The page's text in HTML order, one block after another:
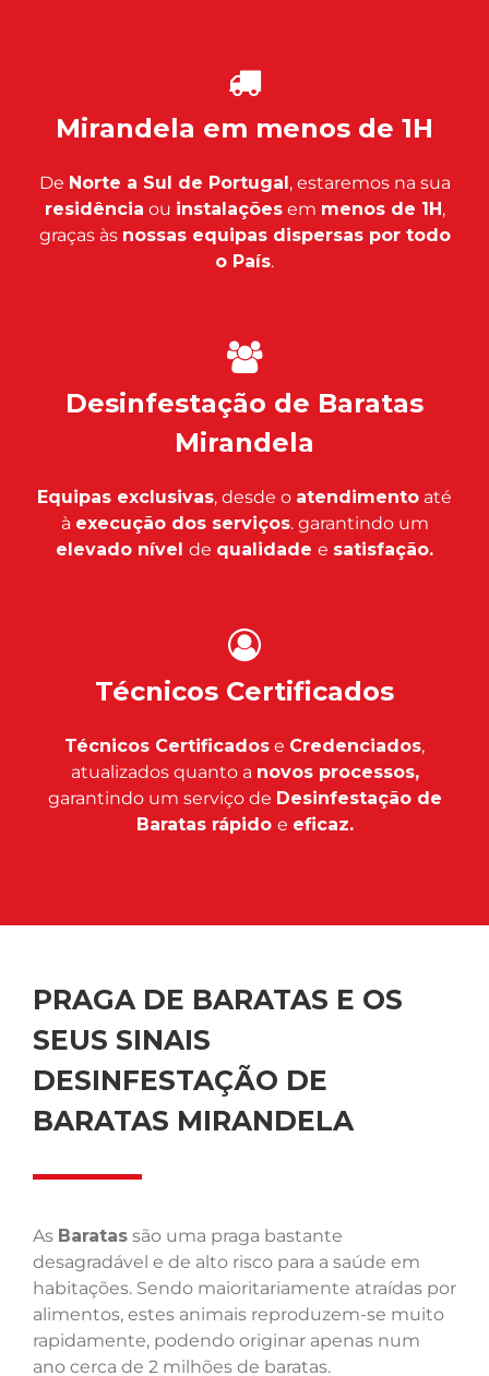
Mirandela em menos de 1H
De Norte a Sul de Portugal, estaremos na sua
residência ou instalaçõesem menos de 1H,
graças às nossas equipas dispersas por todo
o País.
Desinfestação de Baratas
Mirandela
Equipas exclusivas, desde o atendimento até
à execução dos serviços. garantindo um
elevado nível de qualidade e satisfação.
Técnicos Certificados
Técnicos Certificados e Credenciados,
atualizados quanto a novos processos,
garantindo um serviço de Desinfestação de
Baratas rápido e eficaz.
PRAGA DE BARATAS E OS
SEUS SINAIS
DESINFESTAÇÃO DE
BARATAS MIRANDELA
As Baratas são uma praga bastante
desagradável e de alto risco para a saúde em
habitações. Sendo maioritariamente atraídas por
alimentos, estes animais reproduzem-se muito
rapidamente, podendo originar apenas num
ano cerca de 2 milhões de baratas.